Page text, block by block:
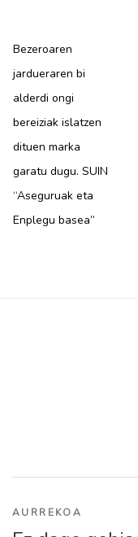
Bezeroaren
jardueraren bi
alderdi ongi
bereiziak islatzen
dituen marka
garatu dugu. SUIN
“Aseguruak eta
Enplegu basea”
AURREKOA